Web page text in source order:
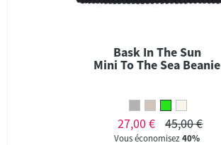
Bask In The Sun
Mini To The Sea Beanie
27,00 € 45,00 €
Vous économisez40%